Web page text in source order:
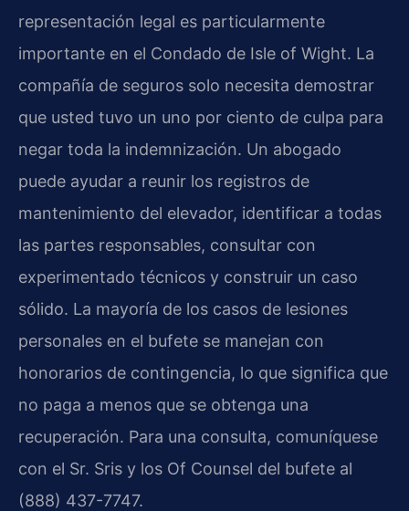
representación legal es particularmente
importante en el Condado de Isle of Wight. La
compañía de seguros solo necesita demostrar
que usted tuvo un uno por ciento de culpa para
negar toda la indemnización. Un abogado
puede ayudar a reunir los registros de
mantenimiento del elevador, identificar a todas
las partes responsables, consultar con
experimentado técnicos y construir un caso
sólido. La mayoría de los casos de lesiones
personales en el bufete se manejan con
honorarios de contingencia, lo que significa que
no paga a menos que se obtenga una
recuperación. Para una consulta, comuníquese
con el Sr. Sris y los Of Counsel del bufete al
(888) 437-7747.